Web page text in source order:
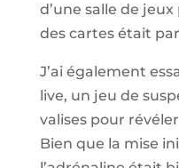
d’une salle de
des cartes était
J’ai également
live, un jeu de
valises pour
Bien que la mise